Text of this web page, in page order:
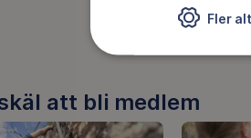
5 st
att bli medlem
Fler